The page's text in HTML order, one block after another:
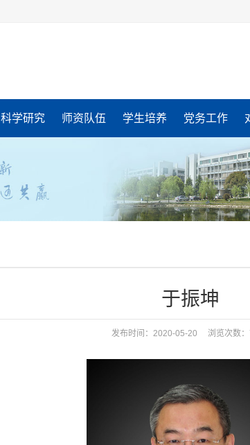
科学研究 师资队伍 学生培养 党务工作
于振坤
发布时间：2020-05-20 浏览次数：